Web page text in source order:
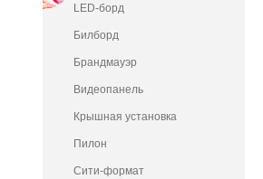
LED-борд
Билборд
Брандмауэр
Видеопанель
Крышная установка
Пилон
Сити-формат